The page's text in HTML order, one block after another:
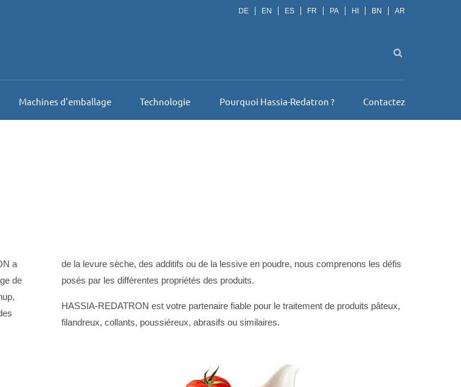
DE EN ES FR PA HI BN AR
Machines d'emballage Technologie Pourquoi Hassia-Redatron ? Contactez
a
de
de la levure sèche, des additifs ou de la lessive en poudre, nous comprenons les défis
posés par les différentes propriétés des produits.
HASSIA-REDATRON est votre partenaire fiable pour le traitement de produits pâteux,
filandreux, collants, poussiéreux, abrasifs ou similaires.